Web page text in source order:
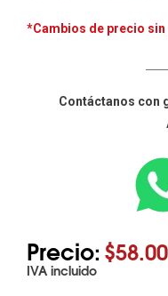
*Cambios de precio sin
Contáctanos con
Precio:
IVA incluido